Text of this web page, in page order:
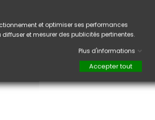
si votre apex (bombé)
de cohésion avant de limer pour
de la pose que vous avez choisi.
après le passage sous Lampe UV
la cohésion avec la couche
et optimiser ses performances
et mesurer des publicités pertinentes.
Plus d'informations
Accepter tout